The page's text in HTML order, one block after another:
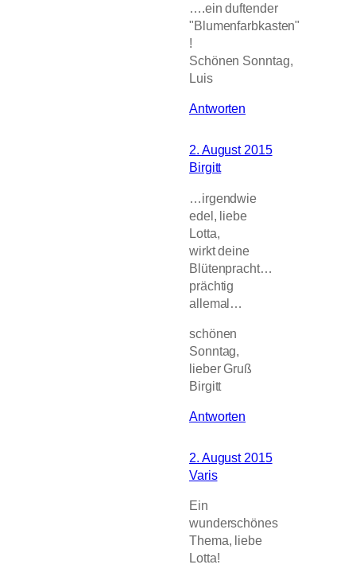
….ein duftender
"Blumenfarbkasten"
!
Schönen Sonntag,
Luis
Antworten
2. August 2015
Birgitt
…irgendwie
edel, liebe
Lotta,
wirkt deine
Blütenpracht…
prächtig
allemal…
schönen
Sonntag,
lieber Gruß
Birgitt
Antworten
2. August 2015
Varis
Ein
wunderschönes
Thema, liebe
Lotta!